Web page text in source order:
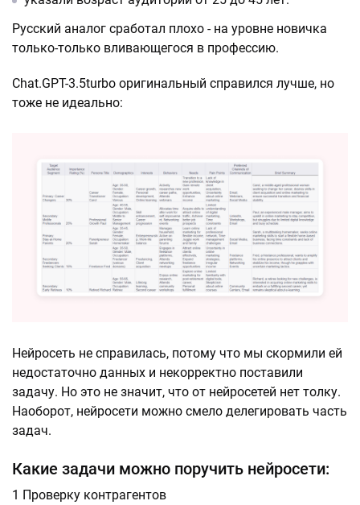
Русский аналог сработал плохо - на уровне новичка
только-только вливающегося в профессию.
Chat.GPT-3.5turbo оригинальный справился лучше, но
тоже не идеально:
Нейросеть не справилась, потому что мы скормили ей
недостаточно данных и некорректно поставили
задачу. Но это не значит, что от нейросетей нет толку.
Наоборот, нейросети можно смело делегировать часть
задач.
Какие задачи можно поручить нейросети:
1 Проверку контрагентов